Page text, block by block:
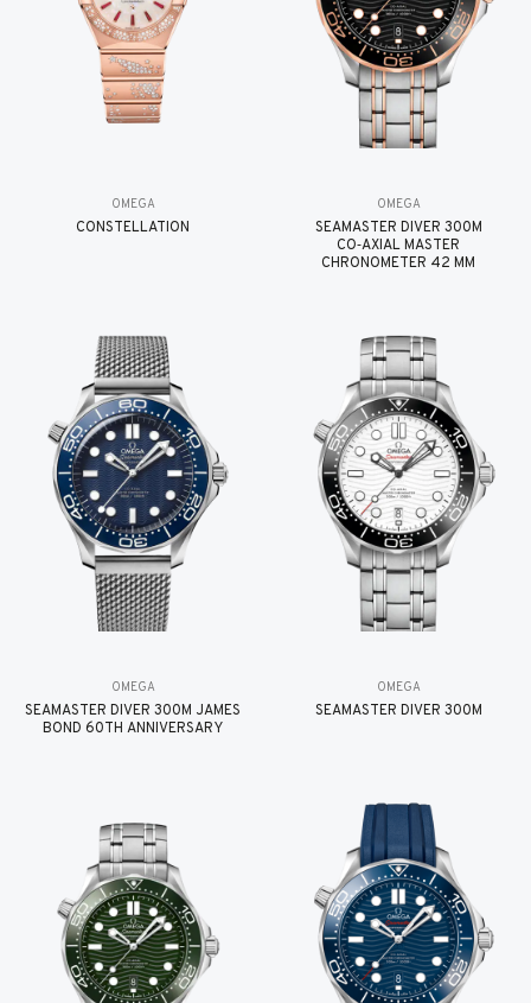
OMEGA
CONSTELLATION
OMEGA
SEAMASTER DIVER 300M
CO‑AXIAL MASTER
CHRONOMETER 42 MM
OMEGA
SEAMASTER DIVER 300M JAMES
BOND 60TH ANNIVERSARY
OMEGA
SEAMASTER DIVER 300M